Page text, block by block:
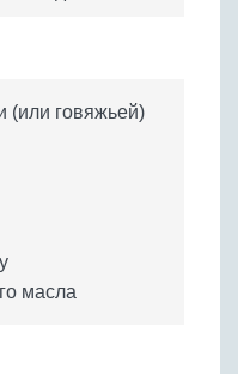
(или говяжьей)
масла